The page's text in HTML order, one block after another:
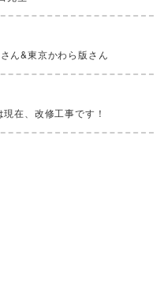
ん&東京かわら版さん
在、改修工事です！